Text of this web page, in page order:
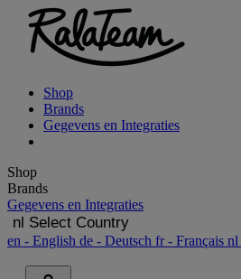
Shop
Brands
Gegevens en Integraties
Shop
Brands
Gegevens en Integraties
nl Select Country
en - English de - Deutsch fr- Français nl